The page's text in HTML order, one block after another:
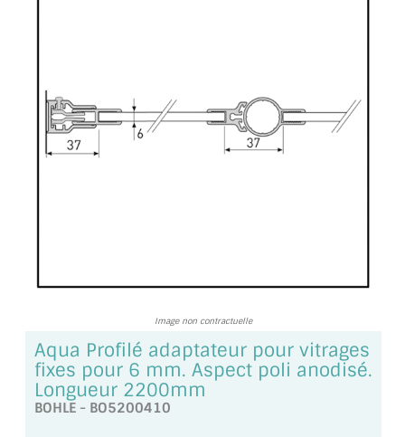
TOUS LES TARIFS AU M2
GUIDE : CHOIX PAR UTILISATION
MIROIR VIEILLI
MIROIR DÉCORATIF DE COULEUR
Image non contractuelle
Aqua Profilé adaptateur pour vitrages
fixes pour 6 mm. Aspect poli anodisé.
Longueur 2200mm
BOHLE - BO5200410